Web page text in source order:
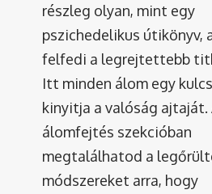
részleg olyan, mint egy
pszichedelikus útikönyv,
felfedi a legrejtettebb
Itt minden álom egy
kinyitja a valóság ajtaját.
álomfejtés szekcióban
megtalálhatod a
módszereket arra, hogy